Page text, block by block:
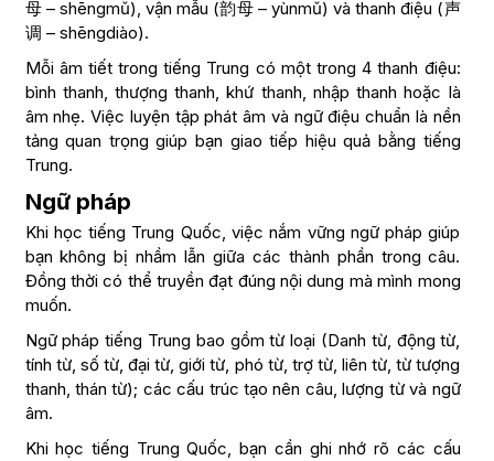
母 – shēngmǔ), vận mẫu (韵母 – yùnmǔ) và thanh điệu (声
调 – shēngdiào).
Mỗi âm tiết trong tiếng Trung có một trong 4 thanh điệu:
bình thanh, thượng thanh, khứ thanh, nhập thanh hoặc là
âm nhẹ. Việc luyện tập phát âm và ngữ điệu chuẩn là nền
tảng quan trọng giúp bạn giao tiếp hiệu quả bằng tiếng
Trung.
Ngữ pháp
Khi học tiếng Trung Quốc, việc nắm vững ngữ pháp giúp
bạn không bị nhầm lẫn giữa các thành phần trong câu.
Đồng thời có thể truyền đạt đúng nội dung mà mình mong
muốn.
Ngữ pháp tiếng Trung bao gồm từ loại (Danh từ, động từ,
tính từ, số từ, đại từ, giới từ, phó từ, trợ từ, liên từ, từ tượng
thanh, thán từ); các cấu trúc tạo nên câu, lượng từ và ngữ
âm.
Khi học tiếng Trung Quốc, bạn cần ghi nhớ rõ các cấu